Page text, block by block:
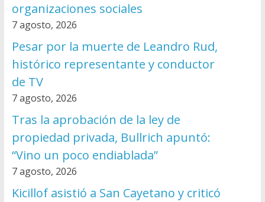
organizaciones sociales
7 agosto, 2026
Pesar por la muerte de Leandro Rud,
histórico representante y conductor
de TV
7 agosto, 2026
Tras la aprobación de la ley de
propiedad privada, Bullrich apuntó:
“Vino un poco endiablada”
7 agosto, 2026
Kicillof asistió a San Cayetano y criticó